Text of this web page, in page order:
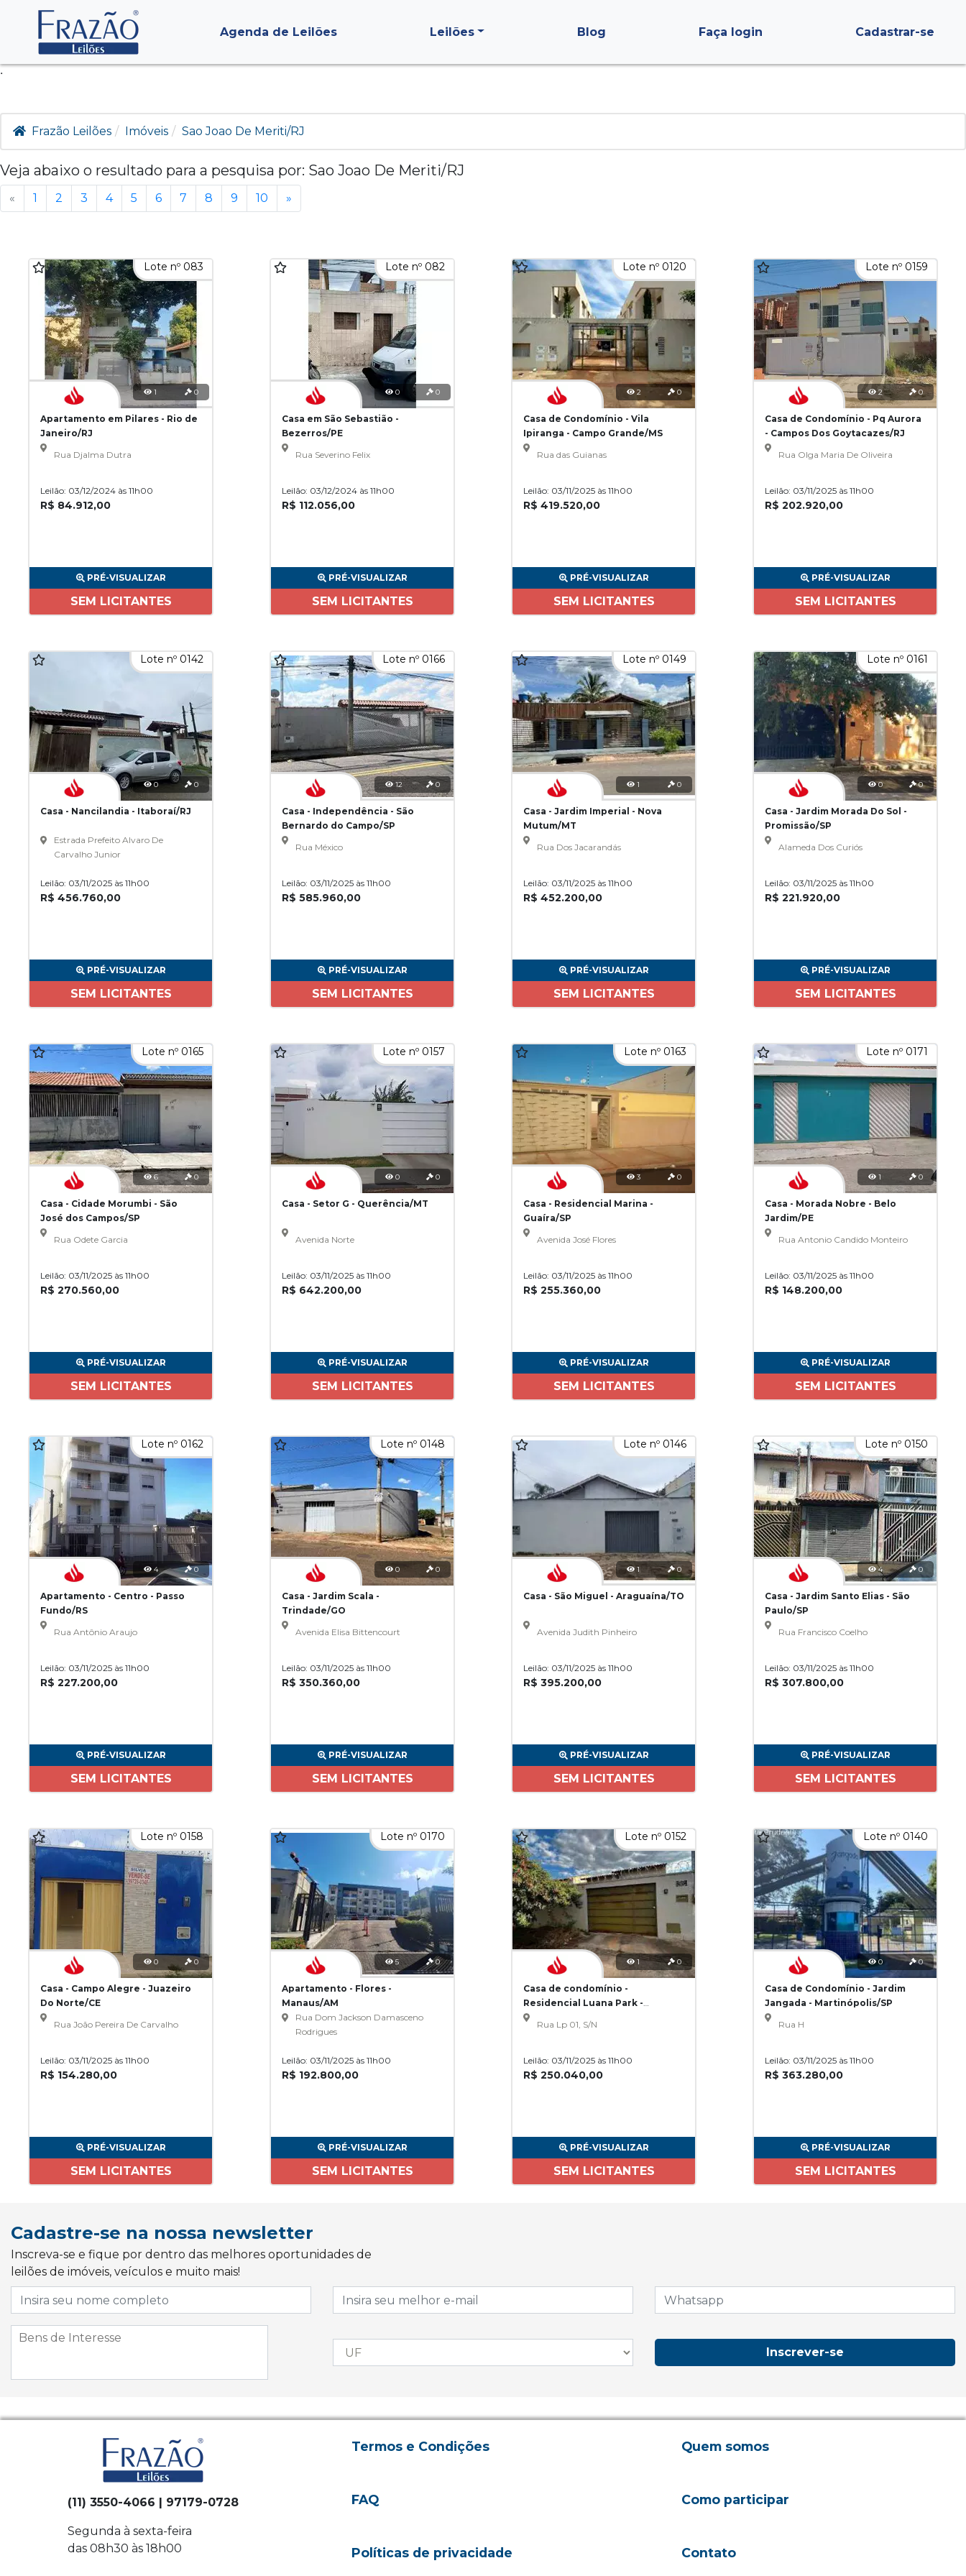
.
Agenda de Leilões Leilões Blog Faça login Cadastrar-se
Frazão Leilões Imóveis Sao Joao De Meriti/RJ
Veja abaixo o resultado para a pesquisa por: Sao Joao De Meriti/RJ
« 1 2 3 4 5 6 7 8 9 10 »
Lote nº 083
1 0
Apartamento em Pilares - Rio de
Janeiro/RJ
Rua Djalma Dutra
Leilão: 03/12/2024 às 11h00
R$ 84.912,00
PRÉ-VISUALIZAR
SEM LICITANTES
Lote nº 082
0 0
Casa em São Sebastião -
Bezerros/PE
Rua Severino Felix
Leilão: 03/12/2024 às 11h00
R$ 112.056,00
PRÉ-VISUALIZAR
SEM LICITANTES
Lote nº 0120
2 0
Casa de Condomínio - Vila
Ipiranga - Campo Grande/MS
Rua das Guianas
Leilão: 03/11/2025 às 11h00
R$ 419.520,00
PRÉ-VISUALIZAR
SEM LICITANTES
Lote nº 0159
2 0
Casa de Condomínio - Pq Aurora
- Campos Dos Goytacazes/RJ
Rua Olga Maria De Oliveira
Leilão: 03/11/2025 às 11h00
R$ 202.920,00
PRÉ-VISUALIZAR
SEM LICITANTES
Lote nº 0142
0 0
Casa - Nancilandia - Itaboraí/RJ
Estrada Prefeito Alvaro De
Carvalho Junior
Leilão: 03/11/2025 às 11h00
R$ 456.760,00
PRÉ-VISUALIZAR
SEM LICITANTES
Lote nº 0166
12 0
Casa - Independência - São
Bernardo do Campo/SP
Rua México
Leilão: 03/11/2025 às 11h00
R$ 585.960,00
PRÉ-VISUALIZAR
SEM LICITANTES
Lote nº 0149
1 0
Casa - Jardim Imperial - Nova
Mutum/MT
Rua Dos Jacarandás
Leilão: 03/11/2025 às 11h00
R$ 452.200,00
PRÉ-VISUALIZAR
SEM LICITANTES
Lote nº 0161
0 0
Casa - Jardim Morada Do Sol -
Promissão/SP
Alameda Dos Curiós
Leilão: 03/11/2025 às 11h00
R$ 221.920,00
PRÉ-VISUALIZAR
SEM LICITANTES
Lote nº 0165
6 0
Casa - Cidade Morumbi - São
José dos Campos/SP
Rua Odete Garcia
Leilão: 03/11/2025 às 11h00
R$ 270.560,00
PRÉ-VISUALIZAR
SEM LICITANTES
Lote nº 0157
0 0
Casa - Setor G - Querência/MT
Avenida Norte
Leilão: 03/11/2025 às 11h00
R$ 642.200,00
PRÉ-VISUALIZAR
SEM LICITANTES
Lote nº 0163
3 0
Casa - Residencial Marina -
Guaíra/SP
Avenida José Flores
Leilão: 03/11/2025 às 11h00
R$ 255.360,00
PRÉ-VISUALIZAR
SEM LICITANTES
Lote nº 0171
1 0
Casa - Morada Nobre - Belo
Jardim/PE
Rua Antonio Candido Monteiro
Leilão: 03/11/2025 às 11h00
R$ 148.200,00
PRÉ-VISUALIZAR
SEM LICITANTES
Lote nº 0162
4 0
Apartamento - Centro - Passo
Fundo/RS
Rua Antônio Araujo
Leilão: 03/11/2025 às 11h00
R$ 227.200,00
PRÉ-VISUALIZAR
SEM LICITANTES
Lote nº 0148
0 0
Casa - Jardim Scala -
Trindade/GO
Avenida Elisa Bittencourt
Leilão: 03/11/2025 às 11h00
R$ 350.360,00
PRÉ-VISUALIZAR
SEM LICITANTES
Lote nº 0146
1 0
Casa - São Miguel - Araguaína/TO
Avenida Judith Pinheiro
Leilão: 03/11/2025 às 11h00
R$ 395.200,00
PRÉ-VISUALIZAR
SEM LICITANTES
Lote nº 0150
4 0
Casa - Jardim Santo Elias - São
Paulo/SP
Rua Francisco Coelho
Leilão: 03/11/2025 às 11h00
R$ 307.800,00
PRÉ-VISUALIZAR
SEM LICITANTES
Lote nº 0158
0 0
Casa - Campo Alegre - Juazeiro
Do Norte/CE
Rua João Pereira De Carvalho
Leilão: 03/11/2025 às 11h00
R$ 154.280,00
PRÉ-VISUALIZAR
SEM LICITANTES
Lote nº 0170
5 0
Apartamento - Flores -
Manaus/AM
Rua Dom Jackson Damasceno
Rodrigues
Leilão: 03/11/2025 às 11h00
R$ 192.800,00
PRÉ-VISUALIZAR
SEM LICITANTES
Lote nº 0152
1 0
Casa de condomínio -
Residencial Luana Park -
Goiânia/GO
Rua Lp 01, S/N
Leilão: 03/11/2025 às 11h00
R$ 250.040,00
PRÉ-VISUALIZAR
SEM LICITANTES
Lote nº 0140
0 0
Casa de Condomínio - Jardim
Jangada - Martinópolis/SP
Rua H
Leilão: 03/11/2025 às 11h00
R$ 363.280,00
PRÉ-VISUALIZAR
SEM LICITANTES
Cadastre-se na nossa newsletter
Inscreva-se e fique por dentro das melhores oportunidades de
leilões de imóveis, veículos e muito mais!
Inscrever-se
(11) 3550-4066 | 97179-0728
Segunda à sexta-feira
das 08h30 às 18h00
Termos e Condições
FAQ
Políticas de privacidade
Quem somos
Como participar
Contato